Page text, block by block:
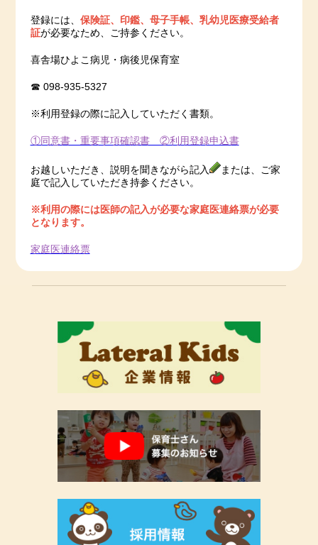
登録には、 保険証、印鑑、母子手帳、乳幼児医療受給者
証が必要なため、ご持参ください。
喜舎場ひよこ病児・病後児保育室
☎ 098-935-5327
※利用登録の際に記入していただく書類。
①同意書・重要事項確認書 ②利用登録申込書
お越しいただき、説明を聞きながら記入
または、ご家
庭で記入していただき持参ください。
※利用の際には医師の記入が必要な家庭医連絡票が必要
となります。
家庭医連絡票